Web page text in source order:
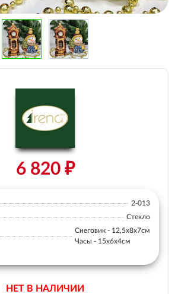
6 820 ₽
2-013
Стекло
Снеговик - 12,5х8х7см
Часы - 15х6х4см
НЕТ В НАЛИЧИИ